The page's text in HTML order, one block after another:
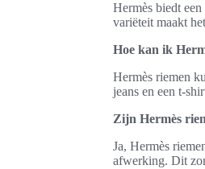
Hermès biedt
variëteit maakt
Hoe kan ik
Hermès riemen
jeans en een t-
Zijn Hermès
Ja, Hermès
afwerking. Dit